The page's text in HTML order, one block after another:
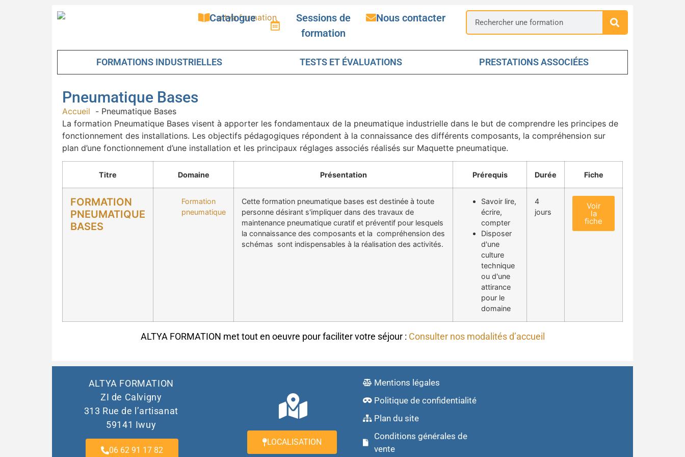
Catalogue
Sessions de
formation
Nous contacter
FORMATIONS INDUSTRIELLES TESTS ET ÉVALUATIONS PRESTATIONS ASSOCIÉES
Pneumatique Bases
Accueil
Pneumatique Bases
La formation Pneumatique Bases visent à apporter les fondamentaux de la pneumatique industrielle dans le but de comprendre les principes de
fonctionnement des installations. Les objectifs pédagogiques répondent à la connaissance des différents composants, la compréhension sur
plan d’une fonctionnement d’une installation et les principaux réglages associés réalisés sur Maquette pneumatique.
Titre Domaine Présentation Prérequis Durée Fiche
FORMATION
PNEUMATIQUE
BASES
Formation
pneumatique
Cette formation pneumatique bases est destinée à toute
personne désirant s'impliquer dans des travaux de
maintenance pneumatique curatif et préventif pour lesquels
la connaissance des composants et la compréhension des
schémas sont indispensables à la réalisation des activités.
Savoir lire,
écrire,
compter
Disposer
d'une
culture
technique
ou d'une
attirance
pour le
domaine
4
jours
Voir
la
fiche
ALTYA FORMATION met tout en oeuvre pour faciliter votre séjour : Consulter nos modalités d’accueil
ALTYA FORMATION
ZI de Calvigny
313 Rue de l’artisanat
59141 Iwuy
06 62 91 17 82
LOCALISATION
Mentions légales
Politique de confidentialité
Plan du site
Conditions générales de
vente